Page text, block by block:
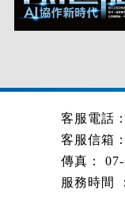
客服電話
客服信箱
傳真：
服務時間